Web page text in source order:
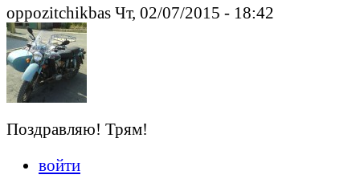
oppozitchikbas Чт, 02/07/2015 - 18:42
Поздравляю! Трям!
войти